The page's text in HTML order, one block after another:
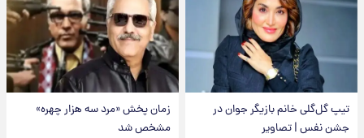
تیپ گل‌گلی خانم بازیگر جوان در
جشن نفس | تصاویر
زمان پخش «مرد سه هزار چهره»
مشخص شد